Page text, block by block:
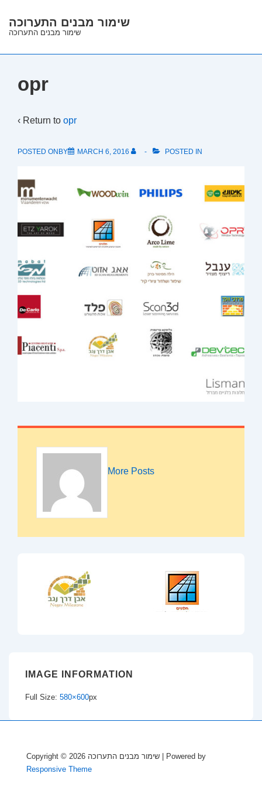
Skip
Main
שימור מבנים התערוכה
שימור מבנים התערוכה
opr
‹ Return to opr
POSTED ONBY MARCH 6, 2016 POSTED IN
More Posts
IMAGE INFORMATION
Full Size: 580×600px
Copyright © 2026
| Powered by
Responsive Theme